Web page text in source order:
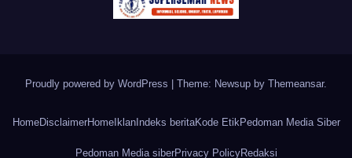
Proudly powered by WordPress Theme: Newsup by Themeansar.
HomeDisclaimerHomeIklanIndeks beritaKode EtikPedoman Media Siber
Pedoman Media siberPrivacy PolicyRedaksi